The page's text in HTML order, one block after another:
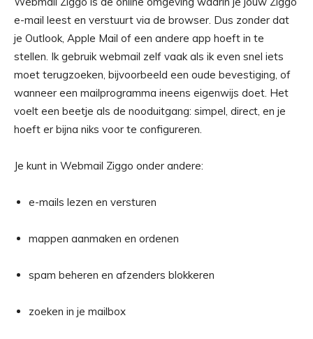
e-mail leest en verstuurt via de browser. Dus zonder dat
je Outlook, Apple Mail of een andere app hoeft in te
stellen. Ik gebruik webmail zelf vaak als ik even snel iets
moet terugzoeken, bijvoorbeeld een oude bevestiging, of
wanneer een mailprogramma ineens eigenwijs doet. Het
voelt een beetje als de nooduitgang: simpel, direct, en je
hoeft er bijna niks voor te configureren.
Je kunt in Webmail Ziggo onder andere:
e-mails lezen en versturen
mappen aanmaken en ordenen
spam beheren en afzenders blokkeren
zoeken in je mailbox